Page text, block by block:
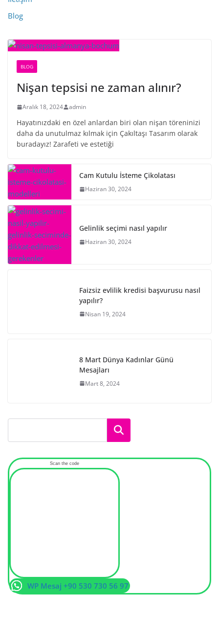
Blog
BLOG
Nişan tepsisi ne zaman alınır?
Aralık 18, 2024 admin
Hayatınızdaki en özel anlardan biri olan nişan töreninizi
daha da unutulmaz kılmak için Çakıltaşı Tasarım olarak
buradayız! Zarafeti ve estetiği
Cam Kutulu İsteme Çikolatası
Haziran 30, 2024
Gelinlik seçimi nasıl yapılır
Haziran 30, 2024
Faizsiz evlilik kredisi başvurusu nasıl
yapılır?
Nisan 19, 2024
8 Mart Dünya Kadınlar Günü
Mesajları
Mart 8, 2024
Ara
Scan the code
WP Mesaj +90 530 730 56 97